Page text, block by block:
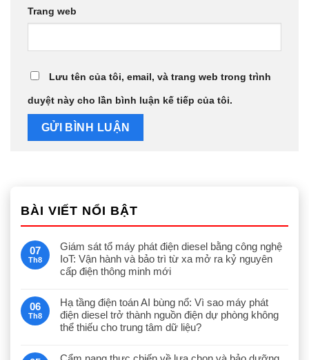
Trang web
Lưu tên của tôi, email, và trang web trong trình
duyệt này cho lần bình luận kế tiếp của tôi.
BÀI VIẾT NỔI BẬT
07
Th8
Giám sát tổ máy phát điện diesel bằng công nghệ
IoT: Vận hành và bảo trì từ xa mở ra kỷ nguyên
cấp điện thông minh mới
06
Th8
Hạ tầng điện toán AI bùng nổ: Vì sao máy phát
điện diesel trở thành nguồn điện dự phòng không
thể thiếu cho trung tâm dữ liệu?